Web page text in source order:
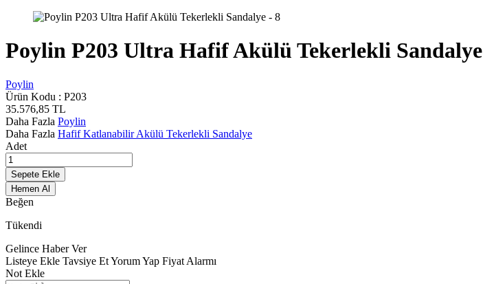
Poylin P203 Ultra Hafif Akülü Tekerlekli Sandalye
Poylin
Ürün Kodu : P203
35.576,85 TL
Daha Fazla Poylin
Daha Fazla Hafif Katlanabilir Akülü Tekerlekli Sandalye
Adet
Sepete Ekle
Hemen Al
Beğen
Tükendi
Gelince Haber Ver
Listeye Ekle Tavsiye EtYorum Yap Fiyat Alarmı
Not Ekle